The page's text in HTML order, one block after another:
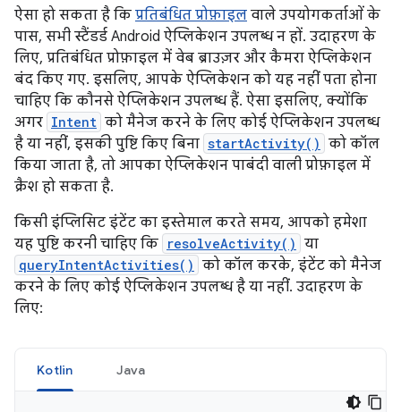
ऐसा हो सकता है कि प्रतिबंधित प्रोफ़ाइल वाले उपयोगकर्ताओं के
पास, सभी स्टैंडर्ड Android ऐप्लिकेशन उपलब्ध न हों. उदाहरण के
लिए, प्रतिबंधित प्रोफ़ाइल में वेब ब्राउज़र और कैमरा ऐप्लिकेशन
बंद किए गए. इसलिए, आपके ऐप्लिकेशन को यह नहीं पता होना
चाहिए कि कौनसे ऐप्लिकेशन उपलब्ध हैं. ऐसा इसलिए, क्योंकि
अगर Intent को मैनेज करने के लिए कोई ऐप्लिकेशन उपलब्ध
है या नहीं, इसकी पुष्टि किए बिना startActivity() को कॉल
किया जाता है, तो आपका ऐप्लिकेशन पाबंदी वाली प्रोफ़ाइल में
क्रैश हो सकता है.
किसी इंप्लिसिट इंटेंट का इस्तेमाल करते समय, आपको हमेशा
यह पुष्टि करनी चाहिए कि resolveActivity() या
queryIntentActivities() को कॉल करके, इंटेंट को मैनेज
करने के लिए कोई ऐप्लिकेशन उपलब्ध है या नहीं. उदाहरण के
लिए:
Kotlin Java